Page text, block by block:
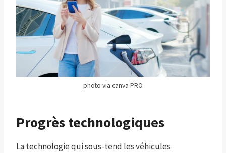
photo via canva PRO
Progrès technologiques
La technologie qui sous-tend les véhicules